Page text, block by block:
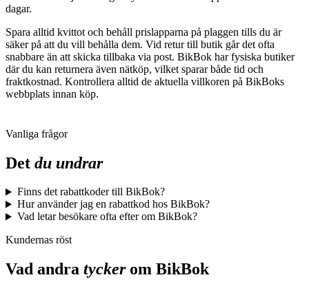
dagar.
Spara alltid kvittot och behåll prislapparna på plaggen tills du är
säker på att du vill behålla dem. Vid retur till butik går det ofta
snabbare än att skicka tillbaka via post. BikBok har fysiska butiker
där du kan returnera även nätköp, vilket sparar både tid och
fraktkostnad. Kontrollera alltid de aktuella villkoren på BikBoks
webbplats innan köp.
Vanliga frågor
Det du undrar
Finns det rabattkoder till BikBok?
Hur använder jag en rabattkod hos BikBok?
Vad letar besökare ofta efter om BikBok?
Kundernas röst
Vad andra tyckerom BikBok